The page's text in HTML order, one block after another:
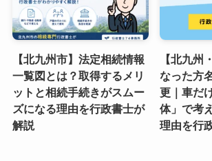
【北九州市】法定相続情報
一覧図とは？取得するメリ
ットと相続手続きがスムー
ズになる理由を行政書士が
解説
【北九州
なった方
更｜車だ
体」で考
理由を行